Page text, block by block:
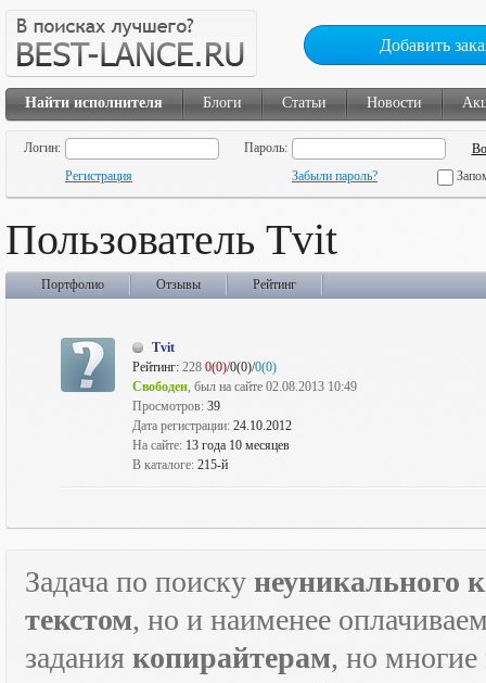
Добавить
Найти исполнителя Блоги Статьи Новости
Логин:
Пароль:
Регистрация
Забыли пароль?
Пользователь Tvit
Портфолио Отзывы Рейтинг
Tvit
Рейтинг: 228 0(0)/0(0)/0(0)
Свободен, был на сайте 02.08.2013 10:49
Просмотров: 39
Дата регистрации: 24.10.2012
На сайте: 13 года 10 месяцев
В каталоге: 215-й
Задача по поиску неуникального
текстом, но и наименее
задания копирайтерам, но многие